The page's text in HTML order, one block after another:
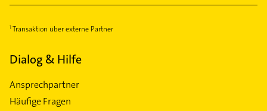
Transaktion über externe Partner
Dialog & Hilfe
Ansprechpartner
Häufige Fragen